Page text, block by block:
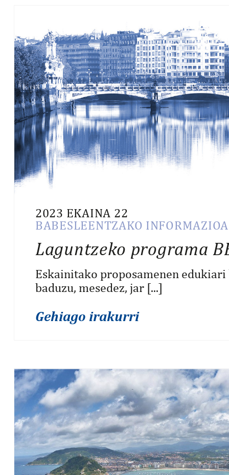
2023 EKAINA 22
BABESLEENTZAKO INFORMAZIOA
Laguntzeko programa
Eskainitako proposamenen
baduzu, mesedez, jar [...]
Gehiago irakurri